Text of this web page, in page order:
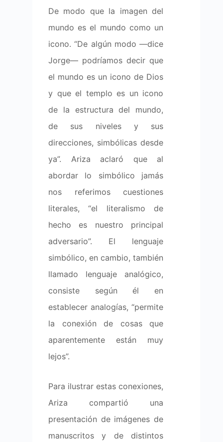
De modo que la imagen del
mundo es el mundo como un
icono. “De algún modo —dice
Jorge— podríamos decir que
el mundo es un icono de Dios
y que el templo es un icono
de la estructura del mundo,
de sus niveles y sus
direcciones, simbólicas desde
ya”. Ariza aclaró que al
abordar lo simbólico jamás
nos referimos cuestiones
literales, “el literalismo de
hecho es nuestro principal
adversario”. El lenguaje
simbólico, en cambio, también
llamado lenguaje analógico,
consiste según él en
establecer analogías, “permite
la conexión de cosas que
aparentemente están muy
lejos”.
Para ilustrar estas conexiones,
Ariza compartió una
presentación de imágenes de
manuscritos y de distintos